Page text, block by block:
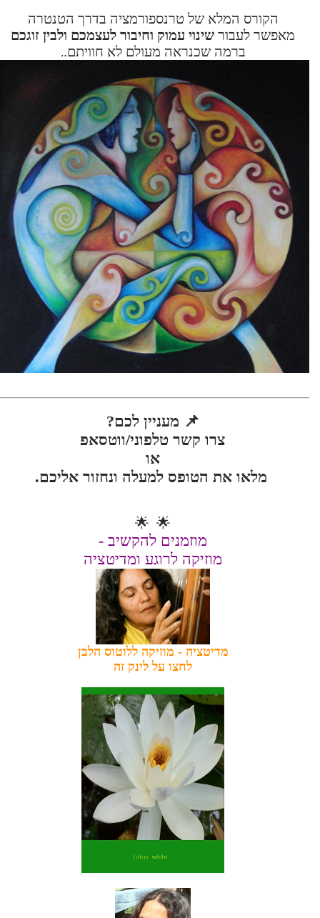
הקורס המלא של טרנספורמציה בדרך הטנטרה
מאפשר לעבור שינוי עמוק וחיבור לעצמכם ולבין זוגכם
ברמה שכנראה מעולם לא חוויתם..
📌 מעניין לכם?
צרו קשר טלפוני/ווטסאפ
או
מלאו את הטופס למעלה ונחזור אליכם.
🌟 🌟
מוזמנים להקשיב -
מוזיקה לרוגע ומדיטציה
מדיטציה - מוזיקה ללוטוס הלבן
לחצו על לינק זה